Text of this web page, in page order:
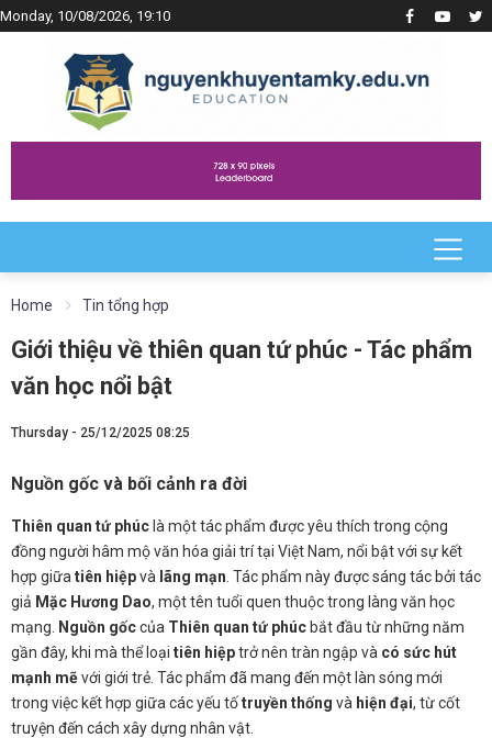
Monday, 10/08/2026, 19:10
Home Tin tổng hợp
Giới thiệu về thiên quan tứ phúc - Tác phẩm
văn học nổi bật
Thursday - 25/12/2025 08:25
Nguồn gốc và bối cảnh ra đời
Thiên quan tứ phúc là một tác phẩm được yêu thích trong cộng
đồng người hâm mộ văn hóa giải trí tại Việt Nam, nổi bật với sự kết
hợp giữa tiên hiệpvà lãng mạn . Tác phẩm này được sáng tác bởi tác
giả Mặc Hương Dao, một tên tuổi quen thuộc trong làng văn học
mạng.
Nguồn gốccủa Thiên quan tứ phúc bắt đầu từ những năm
gần đây, khi mà thể loại tiên hiệptrở nên tràn ngập và có sức hút
mạnh mẽvới giới trẻ. Tác phẩm đã mang đến một làn sóng mới
trong việc kết hợp giữa các yếu tốtruyền thống và hiện đại, từ cốt
truyện đến cách xây dựng nhân vật.